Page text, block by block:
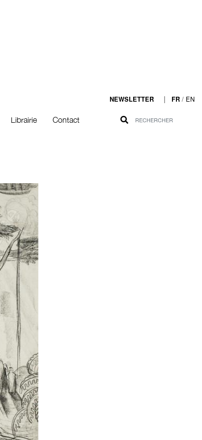
NEWSLETTER | FR / EN
Librairie Contact